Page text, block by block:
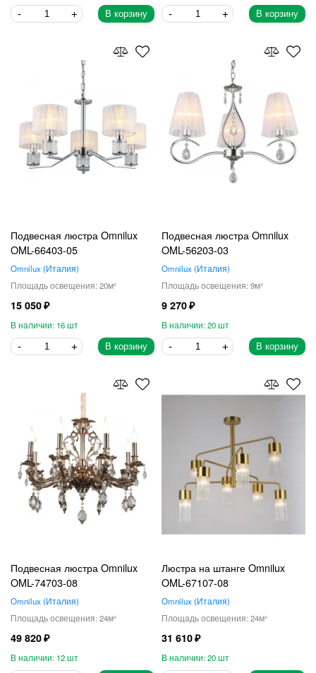
В корзину В корзину
Подвесная люстра Omnilux
OML-66403-05
Omnilux Италия
20
15 050
16
В корзину
Подвесная люстра Omnilux
OML-56203-03
Omnilux Италия
9
9 270
20
В корзину
Подвесная люстра Omnilux
OML-74703-08
Omnilux Италия
24
49 820
12
Люстра на штанге Omnilux
OML-67107-08
Omnilux Италия
24
31 610
20